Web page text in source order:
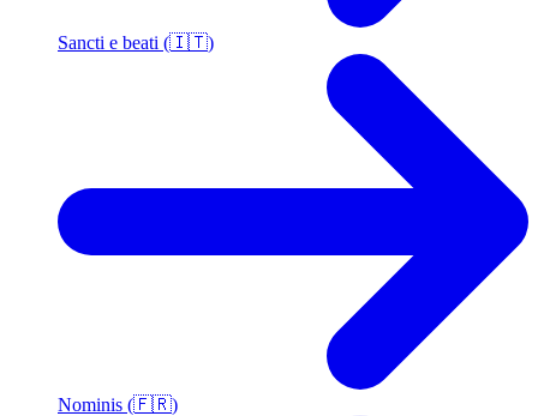
Sancti e beati (🇮🇹)
Nominis (🇫🇷)